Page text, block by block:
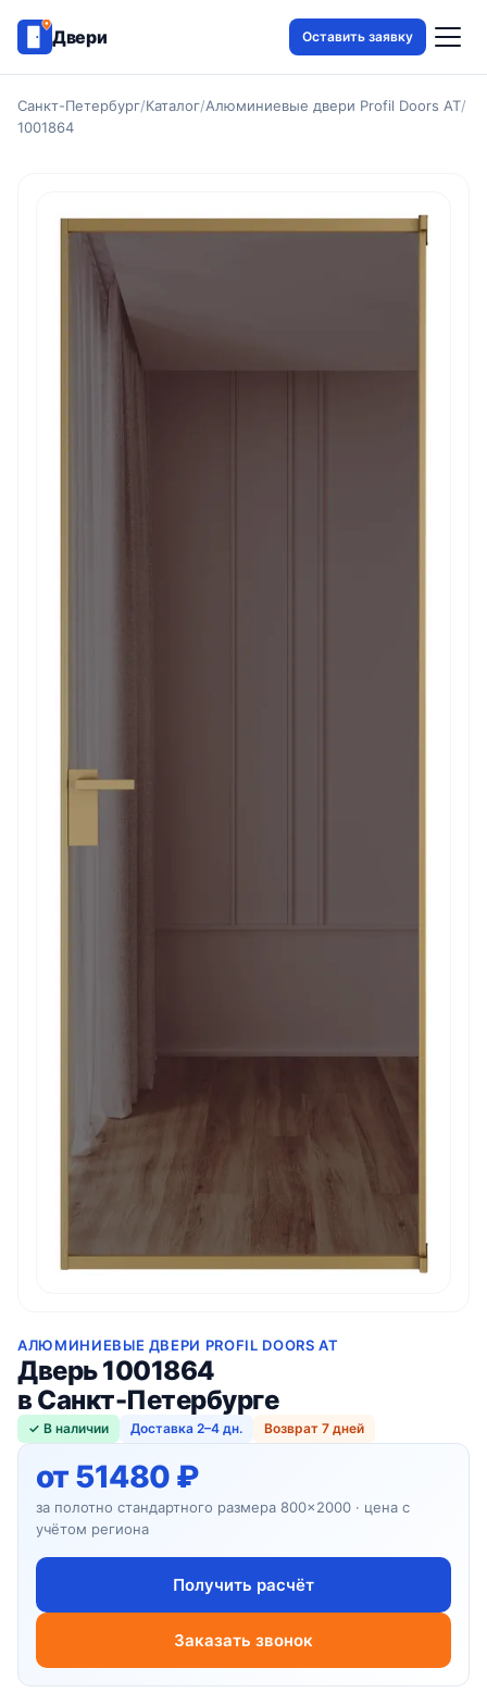
Двери Оставить заявку
Санкт-Петербург/Каталог/Алюминиевые двери Profil Doors AT/
1001864
АЛЮМИНИЕВЫЕ ДВЕРИ PROFIL DOORS AT
Дверь 1001864
в Санкт-Петербурге
✓ В наличии Доставка 2–4 дн. Возврат 7 дней
от 51480 ₽
за полотно стандартного размера 800×2000 · цена с
учётом региона
Получить расчёт
Заказать звонок